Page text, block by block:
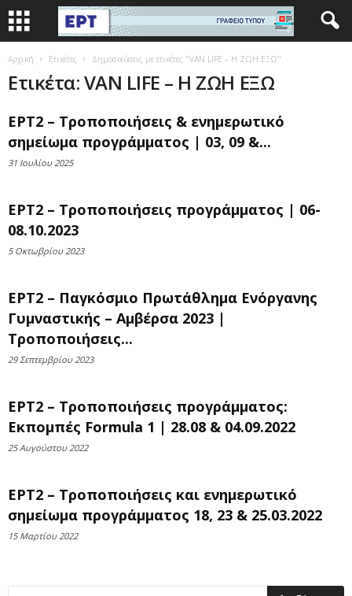
Αρχική Ετικέτες Δημοσιεύσεις με ετικέτες "VAN LIFE – H ΖΩΗ ΕΞΩ"
Ετικέτα: VAN LIFE – H ΖΩΗ ΕΞΩ
ΕΡΤ2 – Τροποποιήσεις & ενημερωτικό
σημείωμα προγράμματος | 03, 09 &...
31 Ιουλίου 2025
ΕΡΤ2 – Τροποποιήσεις προγράμματος | 06-
08.10.2023
5 Οκτωβρίου 2023
ΕΡΤ2 – Παγκόσμιο Πρωτάθλημα Ενόργανης
Γυμναστικής – Αμβέρσα 2023 |
Τροποποιήσεις...
29 Σεπτεμβρίου 2023
ΕΡΤ2 – Τροποποιήσεις προγράμματος:
Εκπομπές Formula 1 | 28.08 & 04.09.2022
25 Αυγούστου 2022
ΕΡΤ2 – Τροποποιήσεις και ενημερωτικό
σημείωμα προγράμματος 18, 23 & 25.03.2022
15 Μαρτίου 2022